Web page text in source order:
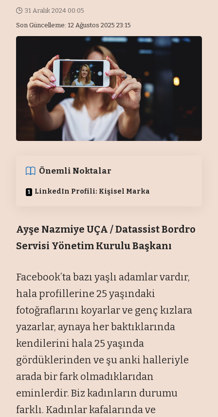
Son Güncelleme: 12 Ağustos 2025 23:15
31 Aralık 2024 00:05
Önemli Noktalar
LinkedIn Profili: Kişisel Marka
Ayşe Nazmiye UÇA / Datassist Bordro
Servisi Yönetim Kurulu Başkanı
Facebook’ta bazı yaşlı adamlar vardır,
hala profillerine 25 yaşındaki
fotoğraflarını koyarlar ve genç kızlara
yazarlar, aynaya her baktıklarında
kendilerini hala 25 yaşında
gördüklerinden ve şu anki halleriyle
arada bir fark olmadıklarıdan
eminlerdir. Biz kadınların durumu
farklı. Kadınlar kafalarında ve